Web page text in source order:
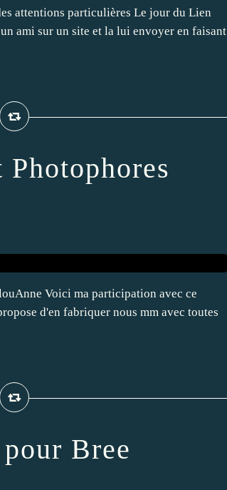
attentions particulières Le jour du Lien
ami sur un site et la lui envoyer en faisant
Voici ma participation avec ce
d'en fabriquer nous mm avec toutes
Bree